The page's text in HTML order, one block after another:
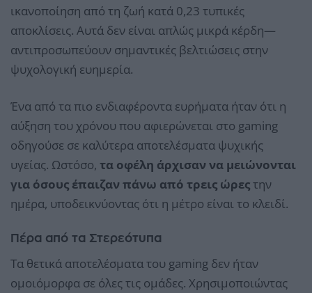
ικανοποίηση από τη ζωή κατά 0,23 τυπικές
αποκλίσεις. Αυτά δεν είναι απλώς μικρά κέρδη—
αντιπροσωπεύουν σημαντικές βελτιώσεις στην
ψυχολογική ευημερία.
Ένα από τα πιο ενδιαφέροντα ευρήματα ήταν ότι η
αύξηση του χρόνου που αφιερώνεται στο gaming
οδηγούσε σε καλύτερα αποτελέσματα ψυχικής
υγείας. Ωστόσο, τα οφέλη άρχισαν να μειώνονται
για όσους έπαιζαν πάνω από τρεις ώρεςτην
ημέρα, υποδεικνύοντας ότι η μέτρο είναι το κλειδί.
Πέρα από τα Στερεότυπα
Τα θετικά αποτελέσματα του gaming δεν ήταν
ομοιόμορφα σε όλες τις ομάδες. Χρησιμοποιώντας